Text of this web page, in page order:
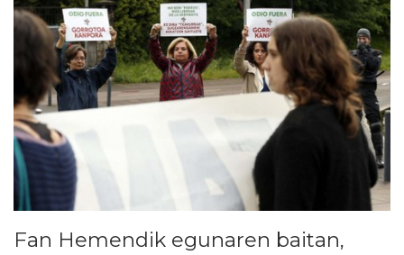
Fan Hemendik egunaren baitan,